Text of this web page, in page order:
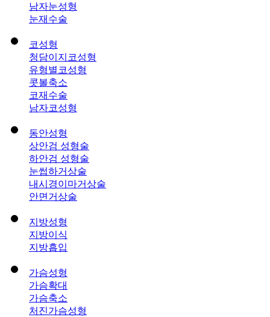
남자눈성형
눈재수술
코성형
청담이지코성형
유형별코성형
콧볼축소
코재수술
남자코성형
동안성형
상안검 성형술
하안검 성형술
눈썹하거상술
내시경이마거상술
안면거상술
지방성형
지방이식
지방흡입
가슴성형
가슴확대
가슴축소
처진가슴성형